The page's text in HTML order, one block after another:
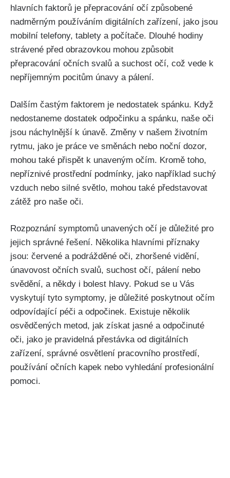
hlavních faktorů je přepracování očí způsobené
nadměrným používáním digitálních zařízení, jako ‍jsou
mobilní telefony, tablety ⁤a počítače. Dlouhé⁣ hodiny
strávené před obrazovkou mohou způsobit
přepracování očních svalů a suchost očí, což vede k
nepříjemným pocitům únavy a pálení.
Dalším ⁤častým faktorem je nedostatek spánku. Když
nedostaneme dostatek ⁣odpočinku a spánku, naše oči
jsou‍ náchylnější k únavě. Změny v našem životním
rytmu, jako je práce ve směnách nebo noční dozor,
mohou také přispět k unaveným očím. ​Kromě toho,
nepříznivé prostřední podmínky, jako například suchý
vzduch nebo silné světlo, mohou také představovat
‍zátěž pro naše oči.
Rozpoznání symptomů‌ unavených očí‌ je důležité pro‍
jejich správné řešení. Několika⁤ hlavními příznaky
jsou: červené⁤ a podrážděné oči, ⁤zhoršené​ vidění,
únavovost očních svalů, suchost očí, pálení nebo
svědění, a někdy i bolest hlavy. Pokud se u Vás
vyskytují tyto symptomy, je‌ důležité‍ poskytnout očím
odpovídající ⁣péči a odpočinek. Existuje několik
osvědčených metod, ⁤jak získat jasné a odpočinuté
oči, jako je pravidelná přestávka od digitálních
zařízení, ⁤správné osvětlení pracovního prostředí,
používání očních kapek nebo vyhledání profesionální
pomoci.